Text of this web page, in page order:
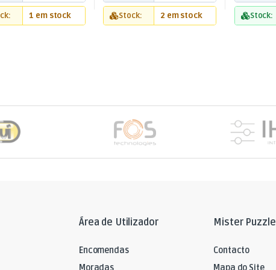
1 em stock Stock: 2 em stock Stock:
Área de Utilizador
Encomendas
Moradas
Mister Puzzle
Contacto
Mapa do Site